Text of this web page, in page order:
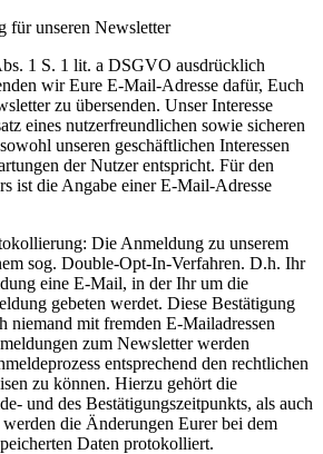
für unseren Newsletter
1 S. 1 lit. a DSGVO ausdrücklich
wir Eure E-Mail-Adresse dafür, Euch
zu übersenden. Unser Interesse
eines nutzerfreundlichen sowie sicheren
unseren geschäftlichen Interessen
der Nutzer entspricht. Für den
ist die Angabe einer E-Mail-Adresse
Die Anmeldung zu unserem
sog. Double-Opt-In-Verfahren. D.h. Ihr
eine E-Mail, in der Ihr um die
gebeten werdet. Diese Bestätigung
niemand mit fremden E-Mailadressen
zum Newsletter werden
entsprechend den rechtlichen
zu können. Hierzu gehört die
und des Bestätigungszeitpunkts, als auch
die Änderungen Eurer bei dem
Daten protokolliert.